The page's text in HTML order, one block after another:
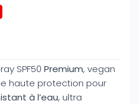
SPF50 Premium, vegan
haute protection pour
à l’eau, ultra